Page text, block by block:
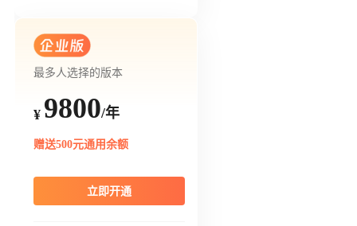
最多人选择的版本
¥ 9800/年
赠送500元通用余额
立即开通